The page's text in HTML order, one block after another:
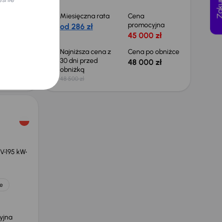
Miesięczna rata
od 286 zł
Cena
promocyjna
45 000 zł
Najniższa cena z
30 dni przed
obniżką
48 500 zł
Cena po obniżce
48 000 zł
195 kW